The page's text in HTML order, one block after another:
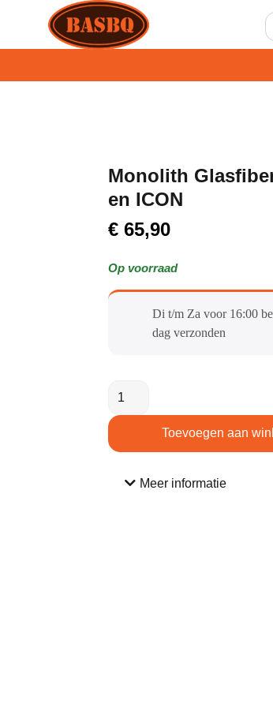
Monolith
en ICON
€ 65,90
Op voorraad
Di t/m Za voor 16:00
dag verzonden​
Toevoegen aan
Meer informatie